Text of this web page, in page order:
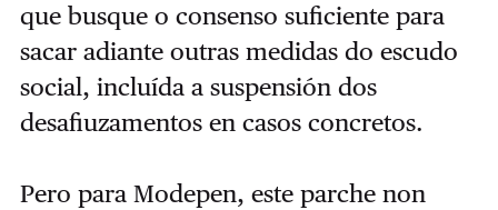
que busque o consenso suficiente para
sacar adiante outras medidas do escudo
social, incluída a suspensión dos
desafiuzamentos en casos concretos.
Pero para Modepen, este parche non